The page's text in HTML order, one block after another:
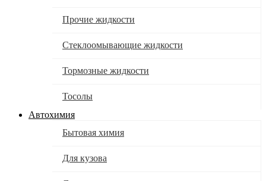
Прочие жидкости
Стеклоомывающие жидкости
Тормозные жидкости
Тосолы
Автохимия
Бытовая химия
Для кузова